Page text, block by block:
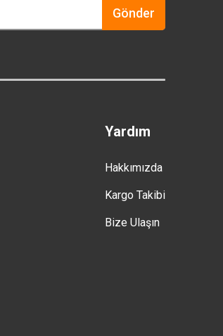
Gönder
Yardım
Hakkımızda
Kargo Takibi
Bize Ulaşın